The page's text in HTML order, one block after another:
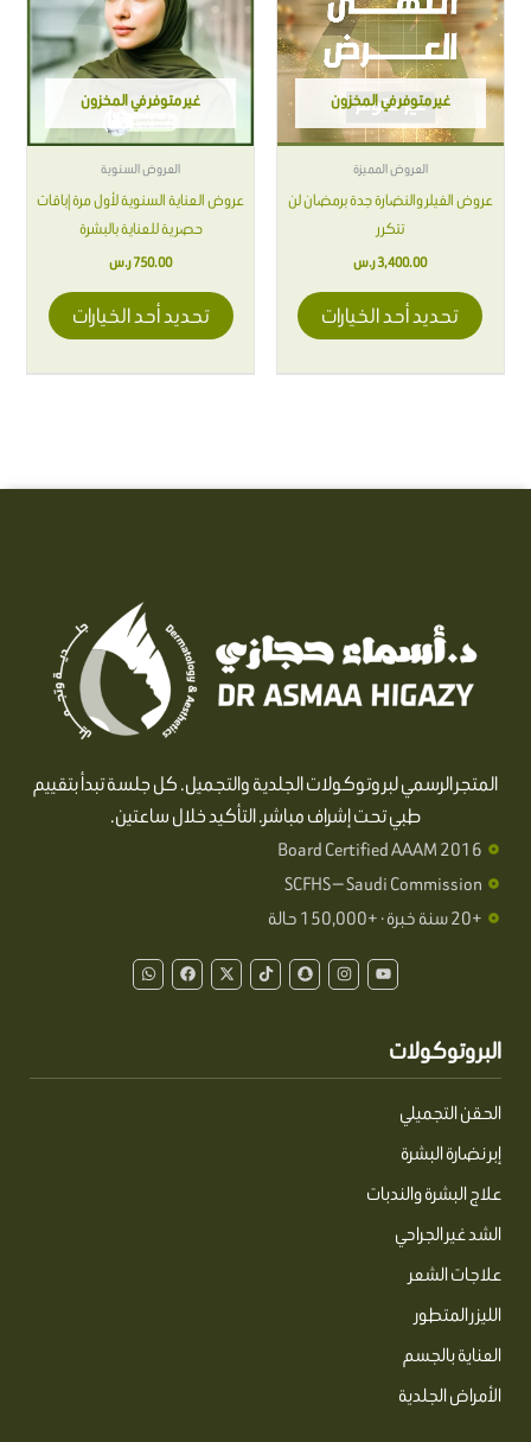
غير متوفر في المخزون
العروض المميزة
عروض الفيلر والنضارة جدة برمضان لن
تتكرر
3,400.00ر.س
تحديد أحد الخيارات
الأشكال
المختلفة
لهذا
المنتج.
يمكن
على
غير متوفر في المخزون
العروض السنوية
عروض العناية السنوية لأول مرة |باقات
حصرية للعناية بالبشرة
750.00ر.س
تحديد أحد الخيارات
الأشكال
لهذا
يمكن
المتجر الرسمي لبروتوكولات الجلدية والتجميل. كل جلسة تبدأ بتقييم
طبي تحت إشراف مباشر. التأكيد خلال ساعتين.
Board Certified AAAM 2016
SCFHS — Saudi Commission
+20 سنة خبرة · +150,000 حالة
Y
o
u
I
n
s
S
n
a
T
i
k
X
-
t
F
a
c
W
h
a
البروتوكولات
الحقن التجميلي
إبر نضارة البشرة
علاج البشرة والندبات
الشد غير الجراحي
علاجات الشعر
الليزر المتطور
العناية بالجسم
الأمراض الجلدية